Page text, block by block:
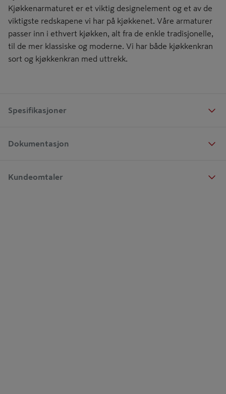
Kjøkkenarmaturet er et viktig designelement og et av de
viktigste redskapene vi har på kjøkkenet. Våre armaturer
passer inn i ethvert kjøkken, alt fra de enkle tradisjonelle,
til de mer klassiske og moderne. Vi har både kjøkkenkran
sort og kjøkkenkran med uttrekk.
Spesifikasjoner
Dokumentasjon
Kundeomtaler